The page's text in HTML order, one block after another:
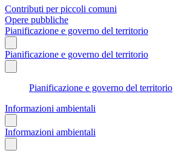
Contributi per piccoli comuni
Opere pubbliche
Pianificazione e governo del territorio
Pianificazione e governo del territorio
Pianificazione e governo del territorio
Informazioni ambientali
Informazioni ambientali